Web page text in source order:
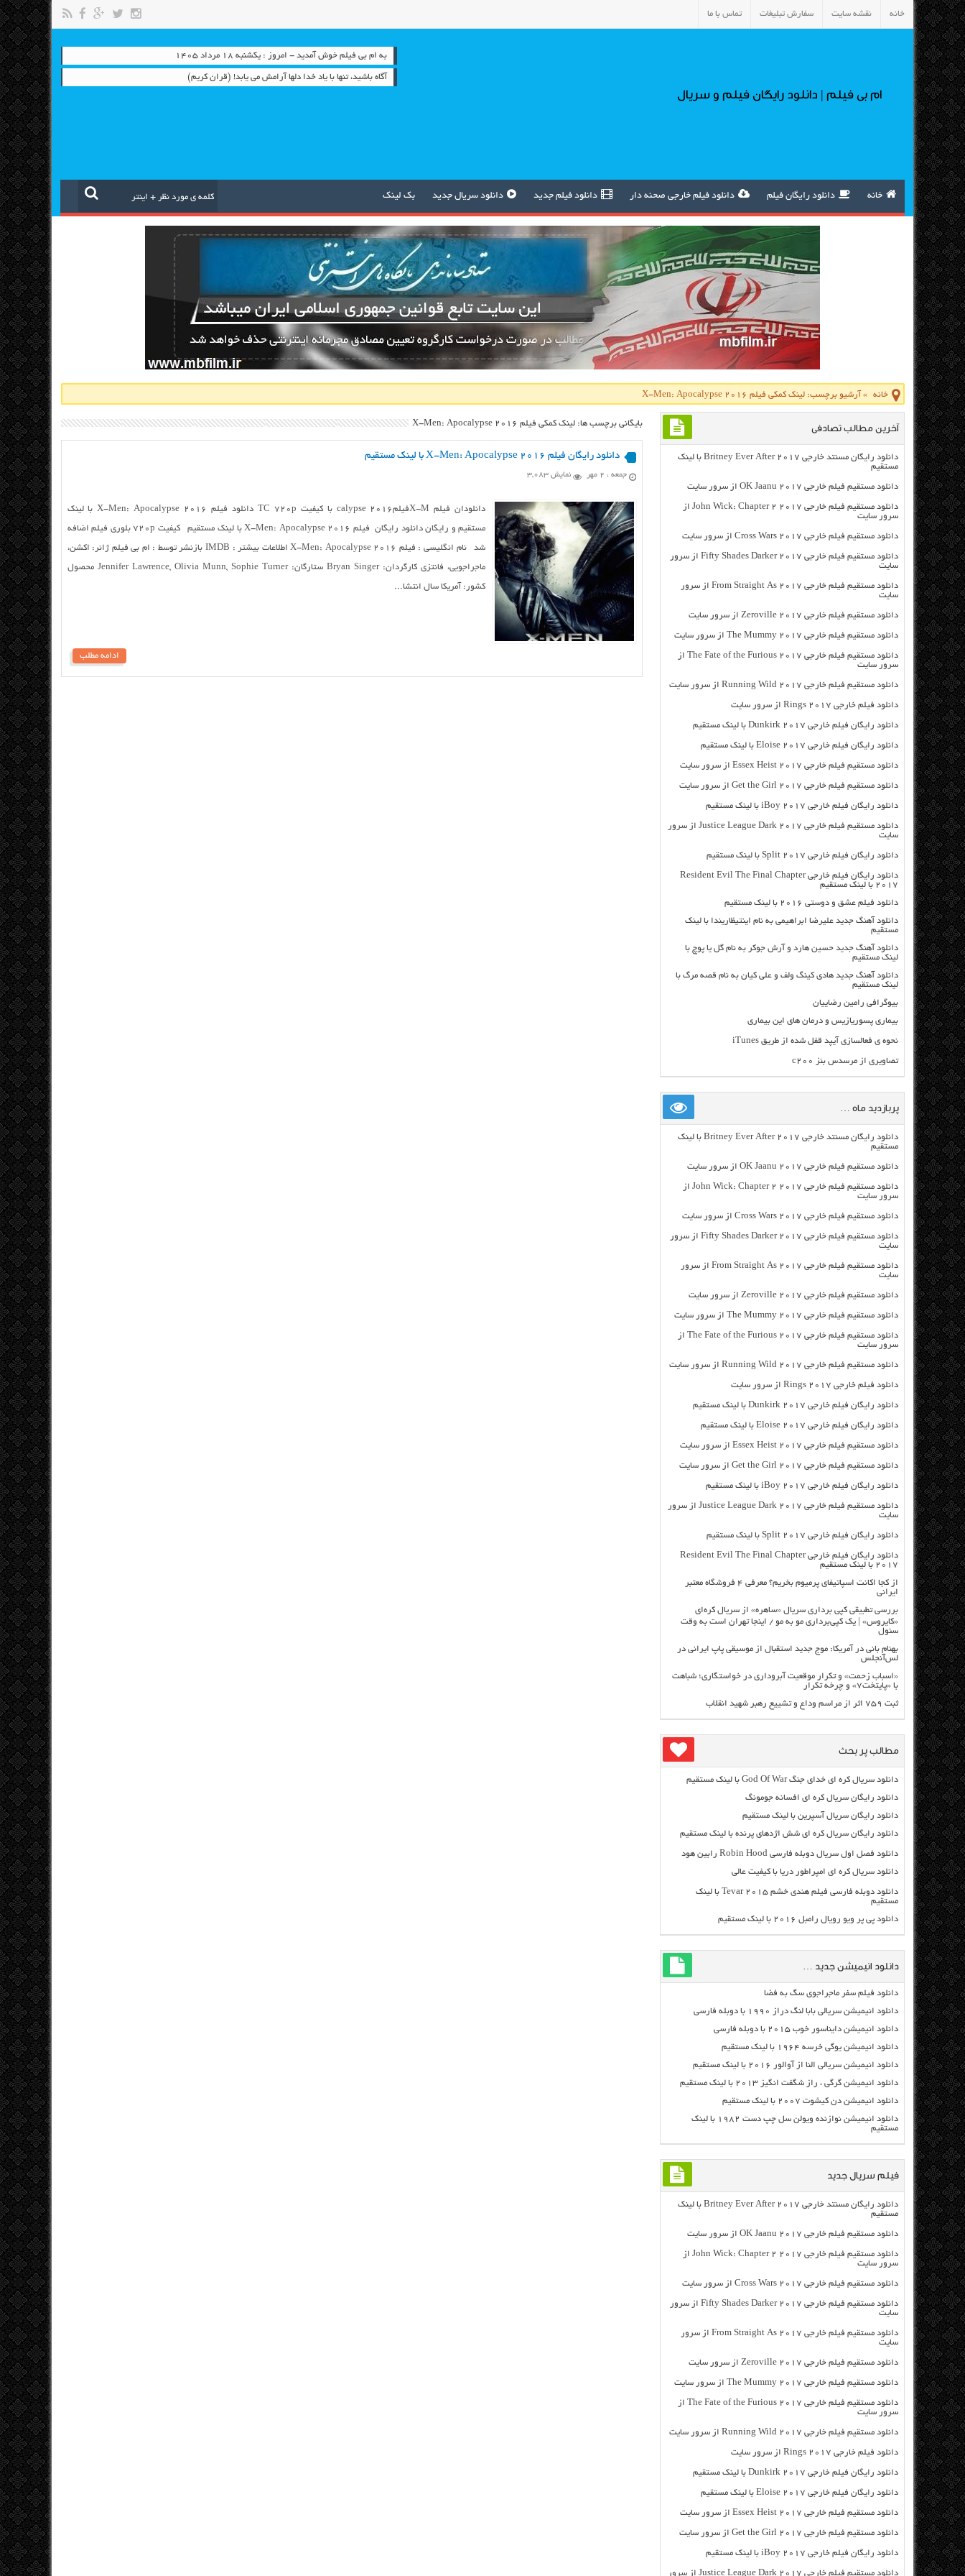
خانه نقشه سایت سفارش تبلیغات تماس با ما
ام بی فیلم | دانلود رایگان فیلم و سریال
به ام بی فیلم خوش آمدید - امروز : یکشنبه ۱۸ مرداد ۱۴۰۵
آگاه باشيد، تنها با ياد خدا دلها آرامش می ‏يابد! (قران کریم)
خانه دانلود رایگان فیلم دانلود فیلم خارجی صحنه دار دانلود فیلم جدید دانلود سریال جدید بک لینک
خانه » آرشیو برچسب: لینک کمکی فیلم X-Men: Apocalypse 2016
بایگانی برچسب ها: لینک کمکی فیلم X-Men: Apocalypse 2016
دانلود رایگان فیلم X-Men: Apocalypse 2016 با لینک مستقیم
جمعه ، ۲ مهر نمایش 3,083
دانلودان فیلم X-Mفیلمcalypse 2016 با کیفیت TC 720p دانلود فیلم X-Men: Apocalypse 2016 با لینک
مستقیم و رایگان دانلود رایگان فیلم X-Men: Apocalypse 2016 با لینک مستقیم کیفیت ۷۲۰p بلوری فیلم اضافه
شد نام انگلیسی : فیلم X-Men: Apocalypse 2016 اطلاعات بیشتر : IMDB بازنشر توسط : ام بی فیلم ژانر: اکشن،
ماجراجویی، فانتزی کارگردان: Bryan Singer ستارگان: Jennifer Lawrence, Olivia Munn, Sophie Turner محصول
کشور: آمریکا سال انتشا...
ادامه مطلب
آخرین مطالب تصادفی
دانلود رایگان مسنتد خارجی Britney Ever After 2017 با لینک
مستقیم
دانلود مستقیم فیلم خارجی OK Jaanu 2017 از سرور سایت
دانلود مستقیم فیلم خارجی John Wick: Chapter 2 2017 از
سرور سایت
دانلود مستقیم فیلم خارجی Cross Wars 2017 از سرور سایت
دانلود مستقیم فیلم خارجی Fifty Shades Darker 2017 از سرور
سایت
دانلود مستقیم فیلم خارجی From Straight As 2017 از سرور
سایت
دانلود مستقیم فیلم خارجی Zeroville 2017 از سرور سایت
دانلود مستقیم فیلم خارجی The Mummy 2017 از سرور سایت
دانلود مستقیم فیلم خارجی The Fate of the Furious 2017 از
سرور سایت
دانلود مستقیم فیلم خارجی Running Wild 2017 از سرور سایت
دانلود فیلم خارجی Rings 2017 از سرور سایت
دانلود رایگان فیلم خارجی Dunkirk 2017 با لینک مستقیم
دانلود رایگان فیلم خارجی Eloise 2017 با لینک مستقیم
دانلود مستقیم فیلم خارجی Essex Heist 2017 از سرور سایت
دانلود مستقیم فیلم خارجی Get the Girl 2017 از سرور سایت
دانلود رایگان فیلم خارجی iBoy 2017 با لینک مستقیم
دانلود مستقیم فیلم خارجی Justice League Dark 2017 از سرور
سایت
دانلود رایگان فیلم خارجی Split 2017 با لینک مستقیم
دانلود رایگان فیلم خارجی Resident Evil The Final Chapter
2017 با لینک مستقیم
دانلود فیلم عشق و دوستی ۲۰۱۶ با لینک مستقیم
دانلود آهنگ جدید علیرضا ابراهیمی به نام اینتیظاریندا با لینک
مستقیم
دانلود آهنگ جدید حسین هارد و آرش جوکر به نام گل یا پوچ با
لینک مستقیم
دانلود آهنگ جدید هادی کینگ ولف و علی کیان به نام قصه مرگ با
لینک مستقیم
بیوگرافی رامین رضاییان
بیماری پسوریازیس و درمان های این بیماری
نحوه ی فعالسازی آیپد قفل شده از طریق iTunes
تصاویری از مرسدس بنز c200
پربازدید ماه …
دانلود رایگان مسنتد خارجی Britney Ever After 2017 با لینک
مستقیم
دانلود مستقیم فیلم خارجی OK Jaanu 2017 از سرور سایت
دانلود مستقیم فیلم خارجی John Wick: Chapter 2 2017 از
سرور سایت
دانلود مستقیم فیلم خارجی Cross Wars 2017 از سرور سایت
دانلود مستقیم فیلم خارجی Fifty Shades Darker 2017 از سرور
سایت
دانلود مستقیم فیلم خارجی From Straight As 2017 از سرور
سایت
دانلود مستقیم فیلم خارجی Zeroville 2017 از سرور سایت
دانلود مستقیم فیلم خارجی The Mummy 2017 از سرور سایت
دانلود مستقیم فیلم خارجی The Fate of the Furious 2017 از
سرور سایت
دانلود مستقیم فیلم خارجی Running Wild 2017 از سرور سایت
دانلود فیلم خارجی Rings 2017 از سرور سایت
دانلود رایگان فیلم خارجی Dunkirk 2017 با لینک مستقیم
دانلود رایگان فیلم خارجی Eloise 2017 با لینک مستقیم
دانلود مستقیم فیلم خارجی Essex Heist 2017 از سرور سایت
دانلود مستقیم فیلم خارجی Get the Girl 2017 از سرور سایت
دانلود رایگان فیلم خارجی iBoy 2017 با لینک مستقیم
دانلود مستقیم فیلم خارجی Justice League Dark 2017 از سرور
سایت
دانلود رایگان فیلم خارجی Split 2017 با لینک مستقیم
دانلود رایگان فیلم خارجی Resident Evil The Final Chapter
2017 با لینک مستقیم
از کجا اکانت اسپاتیفای پرمیوم بخریم؟ معرفی ۴ فروشگاه معتبر
ایرانی
بررسی تطبیقی کپی برداری سریال «ساهره» از سریال کره‌ای
«کایروس» | یک کپی‌برداری مو به مو / اینجا تهران است به وقت
سئول
بهنام بانی در آمریکا: موج جدید استقبال از موسیقی پاپ ایرانی در
لس‌آنجلس
«اسباب زحمت» و تکرار موقعیت آبروداری در خواستگاری؛ شباهت
با «پایتخت۷» و چرخه تکرار
ثبت ۷۵۹ اثر از مراسم وداع و تشییع رهبر شهید انقلاب
مطالب پر بحث
دانلود سریال کره ای خدای جنگ God Of War با لینک مستقیم
دانلود رایگان سریال کره ای افسانه جومونگ
دانلود رایگان سریال آسپرین با لینک مستقیم
دانلود رایگان سریال کره ای شش اژدهای پرنده با لینک مستقیم
دانلود فصل اول سریال دوبله فارسی Robin Hood رابین هود
دانلود سریال کره ای امپراطور دریا با کیفیت عالی
دانلود دوبله فارسی فیلم هندی خشم Tevar ۲۰۱۵ با لینک
مستقیم
دانلود پی پر ویو رویال رامبل ۲۰۱۶ با لینک مستقیم
دانلود انیمیشن جدید …
دانلود فیلم سفر ماجراجوی سگ به فضا
دانلود انیمیشن سریالی بابا لنگ دراز ۱۹۹۰ با دوبله فارسی
دانلود انیمیشن دایناسور خوب ۲۰۱۵ با دوبله فارسی
دانلود انیمیشن یوگی خرسه ۱۹۶۴ با لینک مستقیم
دانلود انیمیشن سریالی النا از آوالور ۲۰۱۶ با لینک مستقیم
دانلود انیمیشن گرگی ، راز شگفت انگیز ۲۰۱۳ با لینک مستقیم
دانلود انیمیشن دن کیشوت ۲۰۰۷ با لینک مستقیم
دانلود انیمیشن نوازنده ویولن سل چپ دست ۱۹۸۲ با لینک
مستقیم
فیلم سریال جدید
دانلود رایگان مسنتد خارجی Britney Ever After 2017 با لینک
مستقیم
دانلود مستقیم فیلم خارجی OK Jaanu 2017 از سرور سایت
دانلود مستقیم فیلم خارجی John Wick: Chapter 2 2017 از
سرور سایت
دانلود مستقیم فیلم خارجی Cross Wars 2017 از سرور سایت
دانلود مستقیم فیلم خارجی Fifty Shades Darker 2017 از سرور
سایت
دانلود مستقیم فیلم خارجی From Straight As 2017 از سرور
سایت
دانلود مستقیم فیلم خارجی Zeroville 2017 از سرور سایت
دانلود مستقیم فیلم خارجی The Mummy 2017 از سرور سایت
دانلود مستقیم فیلم خارجی The Fate of the Furious 2017 از
سرور سایت
دانلود مستقیم فیلم خارجی Running Wild 2017 از سرور سایت
دانلود فیلم خارجی Rings 2017 از سرور سایت
دانلود رایگان فیلم خارجی Dunkirk 2017 با لینک مستقیم
دانلود رایگان فیلم خارجی Eloise 2017 با لینک مستقیم
دانلود مستقیم فیلم خارجی Essex Heist 2017 از سرور سایت
دانلود مستقیم فیلم خارجی Get the Girl 2017 از سرور سایت
دانلود رایگان فیلم خارجی iBoy 2017 با لینک مستقیم
دانلود مستقیم فیلم خارجی Justice League Dark 2017 از سرور